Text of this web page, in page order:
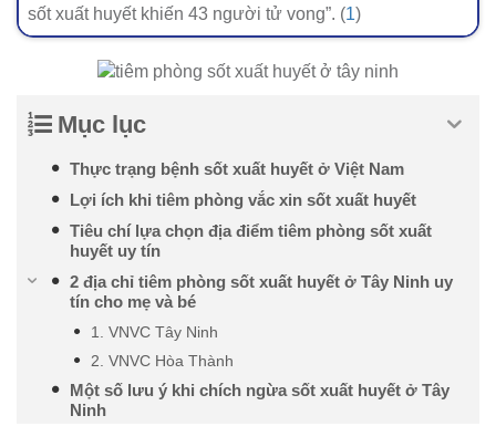
sốt xuất huyết khiến 43 người tử vong”. (1)
Mục lục
Thực trạng bệnh sốt xuất huyết ở Việt Nam
Lợi ích khi tiêm phòng vắc xin sốt xuất huyết
Tiêu chí lựa chọn địa điểm tiêm phòng sốt xuất
huyết uy tín
2 địa chỉ tiêm phòng sốt xuất huyết ở Tây Ninh uy
tín cho mẹ và bé
1. VNVC Tây Ninh
2. VNVC Hòa Thành
Một số lưu ý khi chích ngừa sốt xuất huyết ở Tây
Ninh